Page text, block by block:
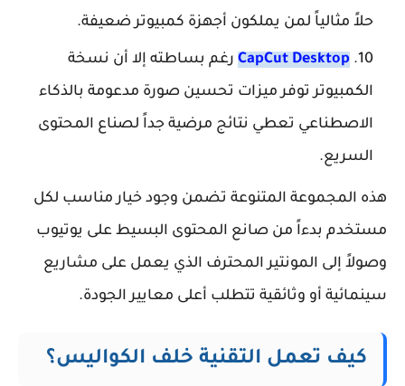
حلاً مثالياً لمن يملكون أجهزة كمبيوتر ضعيفة.
CapCut Desktop رغم بساطته إلا أن نسخة
الكمبيوتر توفر ميزات تحسين صورة مدعومة بالذكاء
الاصطناعي تعطي نتائج مرضية جداً لصناع المحتوى
السريع.
هذه المجموعة المتنوعة تضمن وجود خيار مناسب لكل
مستخدم بدءاً من صانع المحتوى البسيط على يوتيوب
وصولاً إلى المونتير المحترف الذي يعمل على مشاريع
سينمائية أو وثائقية تتطلب أعلى معايير الجودة.
كيف تعمل التقنية خلف الكواليس؟